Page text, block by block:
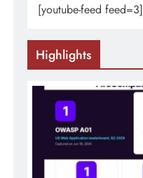
[youtube-feed feed=3]
Highlights